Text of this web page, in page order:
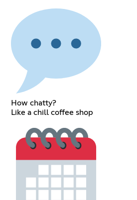
How chatty?
Like a chill coffee shop